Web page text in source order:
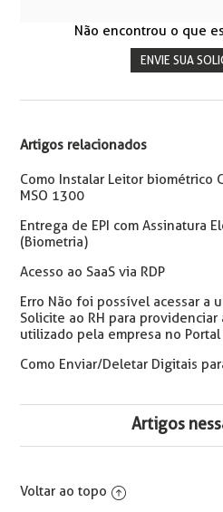
Não encontrou o que
ENVIE SUA
Artigos relacionados
Como Instalar Leitor biométrico
MSO 1300
Entrega de EPI com Assinatura
(Biometria)
Acesso ao SaaS via RDP
Erro Não foi possível acessar a
Solicite ao RH para
utilizado pela empresa no Portal
Como Enviar/Deletar Digitais
Artigos
Voltar ao topo